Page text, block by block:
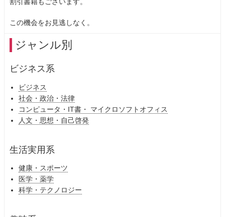
割引書籍もございます。
この機会をお見逃しなく。
ジャンル別
ビジネス系
ビジネス
社会・政治・法律
コンピュータ・IT書・ マイクロソフトオフィス
人文・思想・自己啓発
生活実用系
健康・スポーツ
医学・薬学
科学・テクノロジー